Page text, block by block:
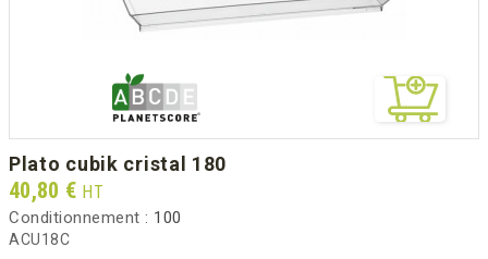
plato cubik cristal 180
Prix
40,80 € HT
Conditionnement : 100
ACU18C